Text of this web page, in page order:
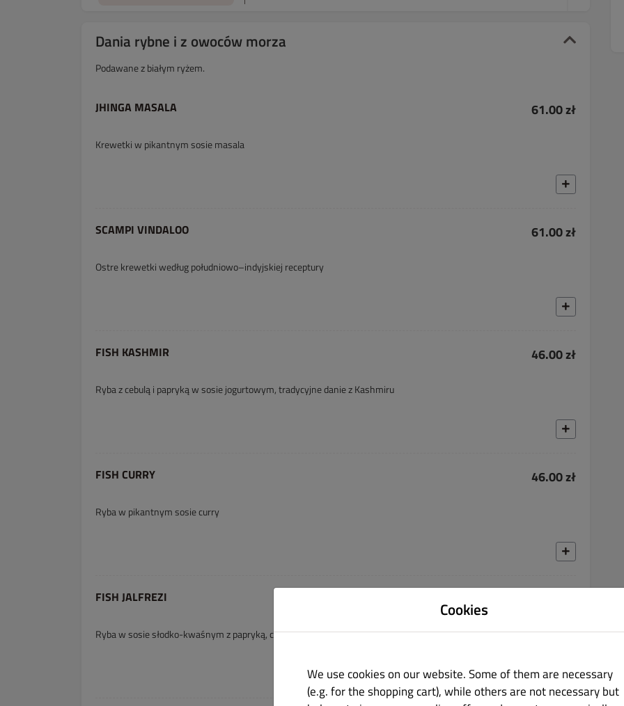
Dania rybne i z owoców morza
Podawane z białym ryżem.
JHINGA MASALA 61.00 zł
Krewetki w pikantnym sosie masala
SCAMPI VINDALOO 61.00 zł
Ostre krewetki według południowo–indyjskiej receptury
FISH KASHMIR 46.00 zł
Ryba z cebulą i papryką w sosie jogurtowym, tradycyjne danie z Kashmiru
FISH CURRY 46.00 zł
Ryba w pikantnym sosie curry
FISH JALFREZI
Ryba w sosie słodko-kwaśnym z papryką, cebulą i czosnkiem
Cookies
We use cookies on our website. Some of them are necessary
(e.g. for the shopping cart), while others are not necessary but